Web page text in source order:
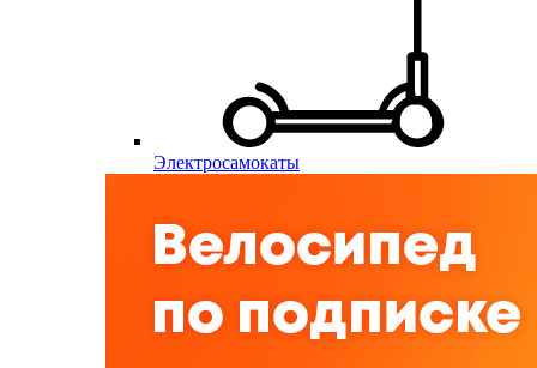
Электросамокаты